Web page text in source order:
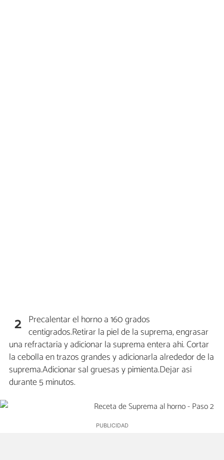
2 Precalentar el horno a 160 grados
centigrados.Retirar la piel de la suprema, engrasar
una refractaria y adicionar la suprema entera ahi. Cortar
la cebolla en trazos grandes y adicionarla alrededor de la
suprema.Adicionar sal gruesas y pimienta.Dejar asi
durante 5 minutos.